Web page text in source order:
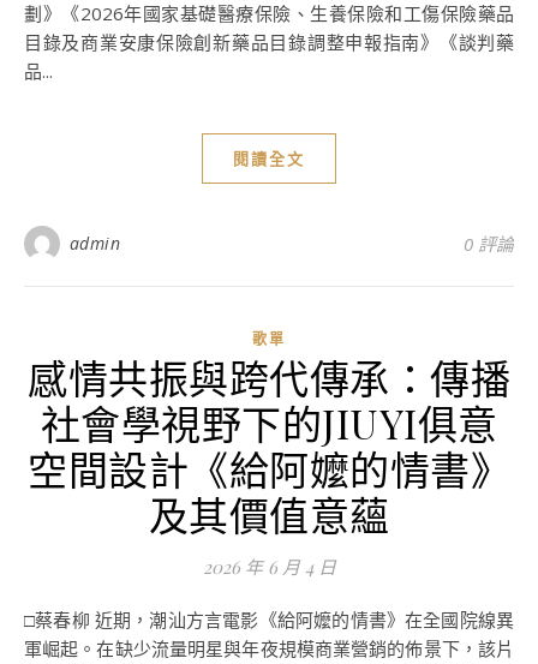
劃》《2026年國家基礎醫療保險、生養保險和工傷保險藥品
目錄及商業安康保險創新藥品目錄調整申報指南》《談判藥
品...
閱讀全文
admin 0 評論
歌單
感情共振與跨代傳承：傳播
社會學視野下的JIUYI俱意
空間設計《給阿嬤的情書》
及其價值意蘊
2026 年 6 月 4 日
□蔡春柳 近期，潮汕方言電影《給阿嬤的情書》在全國院線異
軍崛起。在缺少流量明星與年夜規模商業營銷的佈景下，該片